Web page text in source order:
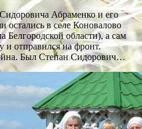
Абраменко и его
остались в селе Коновалово
Белгородской области), а сам
и отправился на фронт.
Был Степан Сидорович…